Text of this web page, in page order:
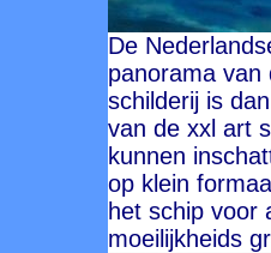
De
panorama van
schilderij is
van de xxl art
kunnen
op klein
het schip voor
moeilijkheids